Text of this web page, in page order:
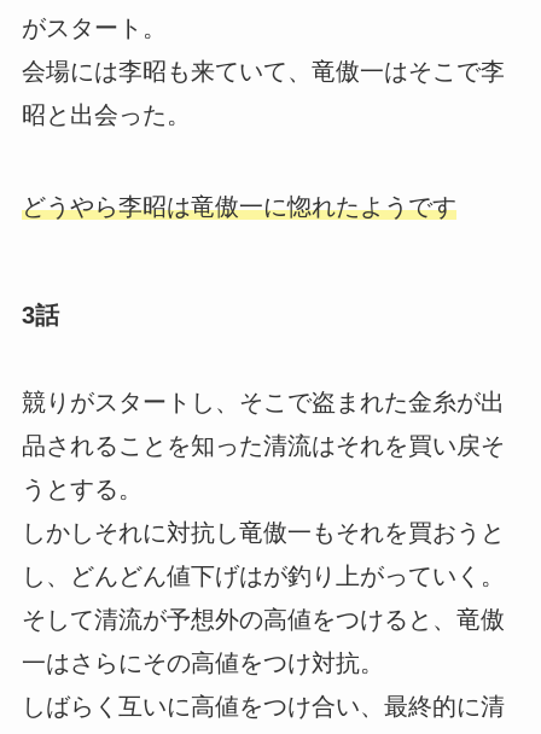
がスタート。
会場には李昭も来ていて、竜傲一はそこで李
昭と出会った。
どうやら李昭は竜傲一に惚れたようです
3話
競りがスタートし、そこで盗まれた金糸が出
品されることを知った清流はそれを買い戻そ
うとする。
しかしそれに対抗し竜傲一もそれを買おうと
し、どんどん値下げはが釣り上がっていく。
そして清流が予想外の高値をつけると、竜傲
一はさらにその高値をつけ対抗。
しばらく互いに高値をつけ合い、最終的に清